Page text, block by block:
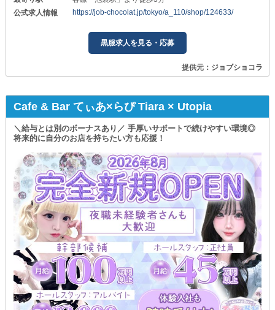
公式求人情報
https://job-chocolat.jp/tokyo/a_110/shop/124633/
黒服求人を見る・応募
提供元：ジョブショコラ
Cafe & Bar てぃあ×らぴ Tiara × Utopia
＼給与とは別のボーナスあり／ 手厚いサポートで続けやすい環境◎
将来的に自分のお店を持ちたい方も応援！